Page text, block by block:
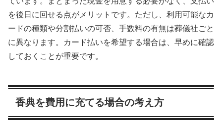
を後日に回せる点がメリットです。ただし、利用可能なカ
ードの種類や分割払いの可否、手数料の有無は葬儀社ごと
に異なります。カード払いを希望する場合は、早めに確認
しておくことが重要です。
香典を費用に充てる場合の考え方